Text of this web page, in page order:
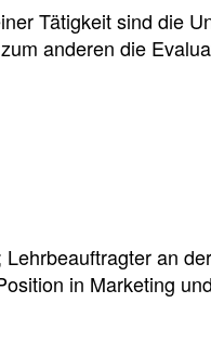
Tätigkeit sind die
anderen die
an
in Marketing